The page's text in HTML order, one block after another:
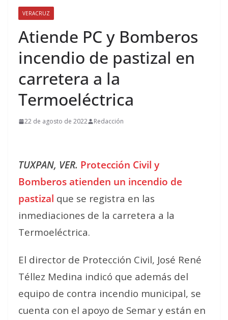
VERACRUZ
Atiende PC y Bomberos
incendio de pastizal en
carretera a la
Termoeléctrica
22 de agosto de 2022 Redacción
TUXPAN, VER. Protección Civil y
Bomberos atienden un incendio de
pastizal que se registra en las
inmediaciones de la carretera a la
Termoeléctrica.
El director de Protección Civil, José René
Téllez Medina indicó que además del
equipo de contra incendio municipal, se
cuenta con el apoyo de Semar y están en